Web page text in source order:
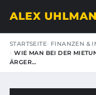
ALEX
STARTSEITE FINANZEN &
WIE MAN BEI DER
ÄRGER…